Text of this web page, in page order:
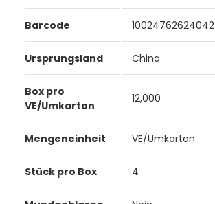
Barcode 10024762624042
Ursprungsland China
Box pro
VE/Umkarton
12,000
Mengeneinheit VE/Umkarton
Stück pro Box 4